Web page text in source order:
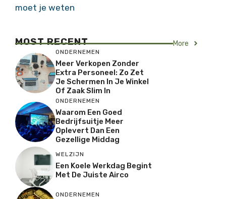
moet je weten
MOST RECENT More
ONDERNEMEN
Meer Verkopen Zonder
Extra Personeel: Zo Zet
Je Schermen In Je Winkel
Of Zaak Slim In
ONDERNEMEN
Waarom Een Goed
Bedrijfsuitje Meer
Oplevert Dan Een
Gezellige Middag
WELZIJN
Een Koele Werkdag Begint
Met De Juiste Airco
ONDERNEMEN